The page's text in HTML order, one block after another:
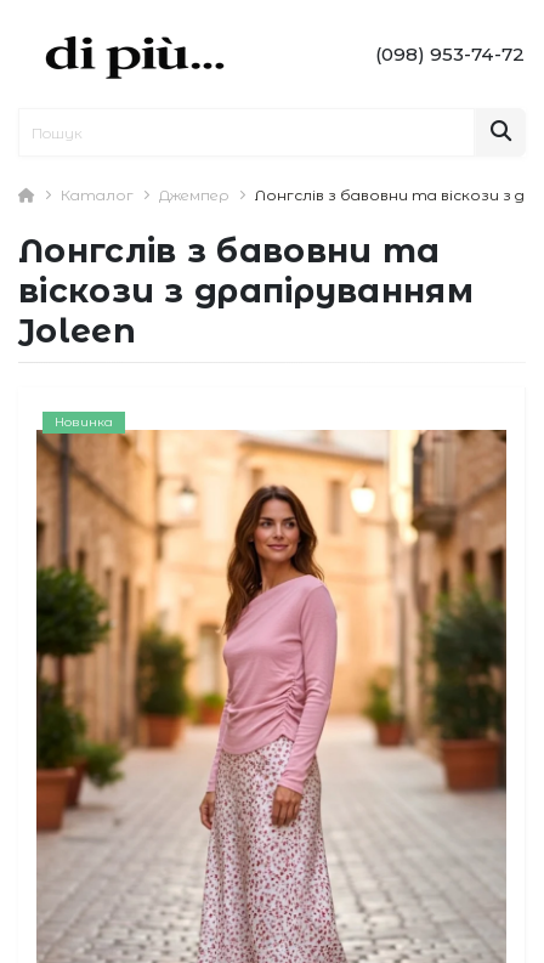
(098) 953-74-72
Каталог Джемпер Лонгслів з бавовни та віскози з
Лонгслів з бавовни та
віскози з драпіруванням
Joleen
Новинка